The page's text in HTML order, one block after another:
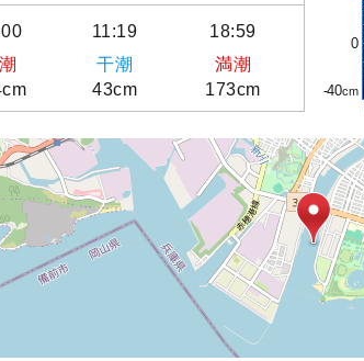
11:19 18:59
干潮
満潮
43cm 173cm
0
-40